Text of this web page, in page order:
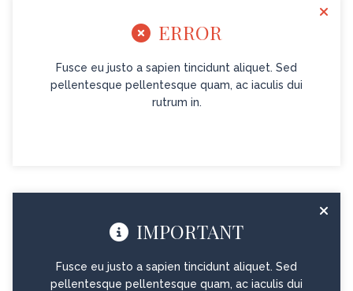
ERROR
Fusce eu justo a sapien tincidunt aliquet. Sed
pellentesque pellentesque quam, ac iaculis dui
rutrum in.
IMPORTANT
Fusce eu justo a sapien tincidunt aliquet. Sed
pellentesque pellentesque quam, ac iaculis dui